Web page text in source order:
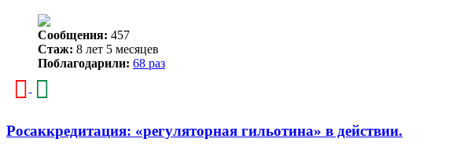
Сообщения: 457
Стаж: 8 лет 5 месяцев
Поблагодарили: 68 раз
Росаккредитация: «регуляторная гильотина» в действии.